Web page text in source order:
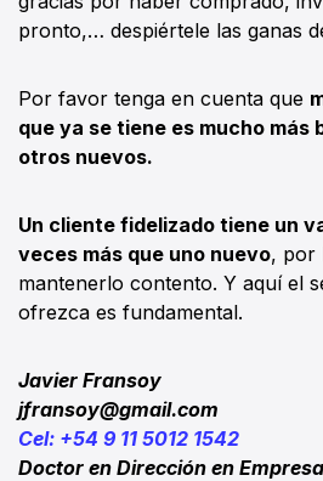
pronto,… despiértele las ganas
Por favor tenga en cuenta que
que ya se tiene es mucho más
otros nuevos.
Un cliente fidelizado tiene un
veces más que uno nuevo, por
mantenerlo contento. Y aquí el
ofrezca es fundamental.
Javier Fransoy
jfransoy@gmail.com
Cel: +54 9 11 5012 1542
Doctor en Dirección en